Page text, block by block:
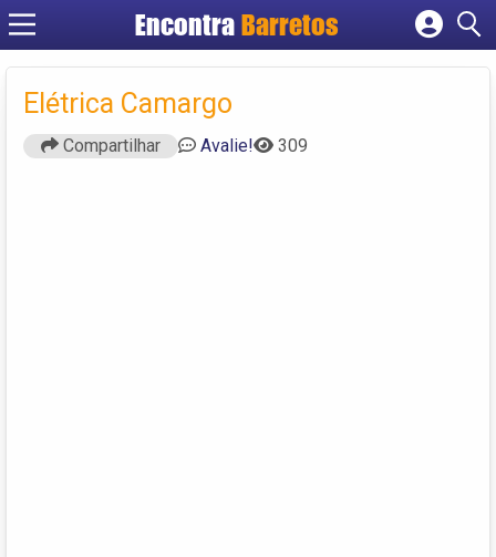
Encontra Barretos
Cadastrar empresa
Criar conta
Elétrica Camargo
Compartilhar Avalie! 309